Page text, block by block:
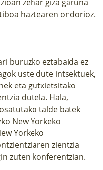
zehar giza garuna
haztearen ondorioz.
buruzko eztabaida ez
uste dute intsektuek,
eta gutxietsitako
dutela. Hala,
talde batek
New Yorkeko
Yorkeko
zientzia
zuten konferentzian.